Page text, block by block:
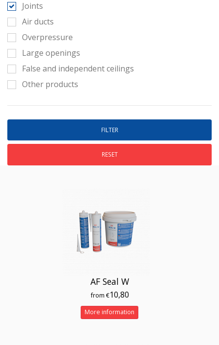
Joints
Air ducts
Overpressure
Large openings
False and independent ceilings
Other products
RESET
AF Seal W
from €10,80
More information